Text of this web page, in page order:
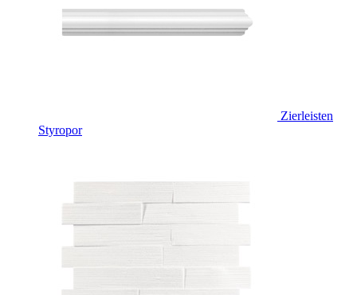
Zierleisten
Styropor